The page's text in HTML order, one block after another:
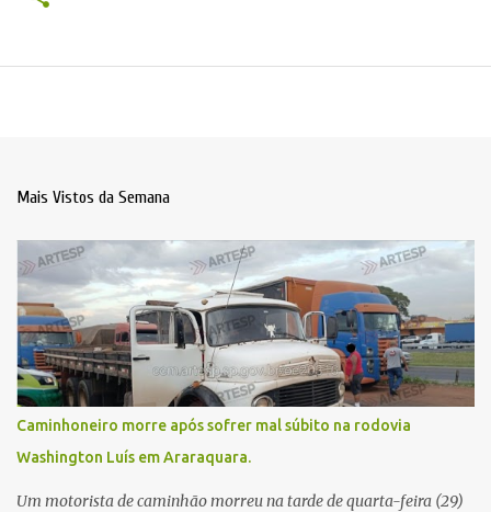
Mais Vistos da Semana
Caminhoneiro morre após sofrer mal súbito na rodovia
Washington Luís em Araraquara.
Um motorista de caminhão morreu na tarde de quarta-feira (29)